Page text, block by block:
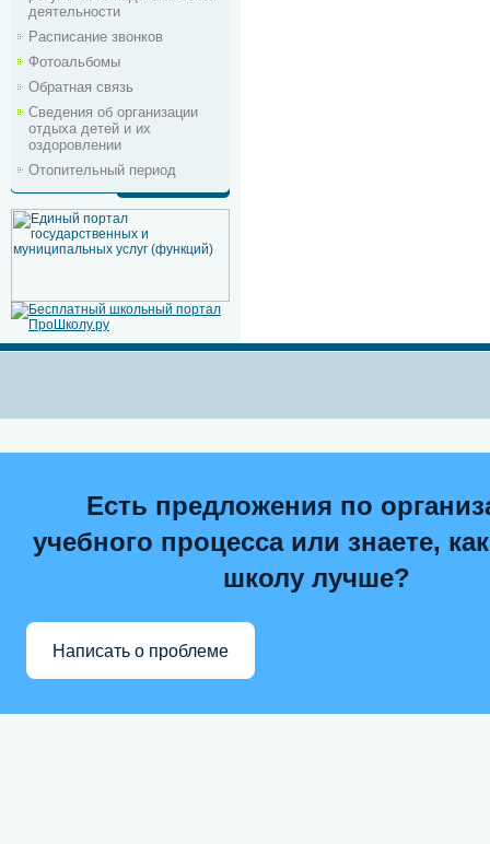
деятельности
Расписание звонков
Фотоальбомы
Обратная связь
Сведения об организации
отдыха детей и их
оздоровлении
Отопительный период
Есть предложения по
учебного процесса или знаете,
школу лучше?
Написать о проблеме